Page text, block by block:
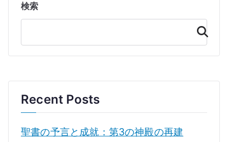
検索
検
索
Recent Posts
聖書の予言と成就：第3の神殿の再建